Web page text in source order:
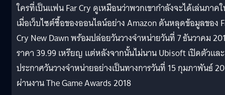
ใครที่เป็นเเฟน Far Cry ดูเหมือนว่าพวกเขากำลังจะได้เล่นภาค
เมื่อเว็บไซต์ซื้อของออนไลน์อย่าง Amazon ดันหลุดข้อมูลของ
Cry New Dawn พร้อมปล่อยวันวางจำหน่ายวันที่ 7 ธันวาคม
ราคา 39.99 เหรียญ เเต่หลังจากนั้นไม่นาน Ubisoft เปิดตัวเเละ
ประกาศวันวางจำหน่ายอย่างเป็นทางการวันที่ 15 กุมภาพันธ์
ผ่านงาน The Game Awards 2018